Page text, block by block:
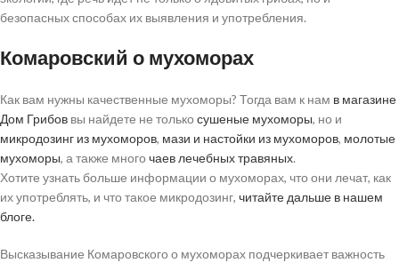
безопасных способах их выявления и употребления.
Комаровский о мухоморах
Как вам нужны качественные мухоморы? Тогда вам к нам в магазине
Дом Грибов вы найдете не только сушеные мухоморы, но и
микродозинг из мухоморов, мази и настойки из мухоморов, молотые
мухоморы, а также много чаев лечебных травяных.
Хотите узнать больше информации о мухоморах, что они лечат, как
их употреблять, и что такое микродозинг, читайте дальше в нашем
блоге.
Высказывание Комаровского о мухоморах подчеркивает важность